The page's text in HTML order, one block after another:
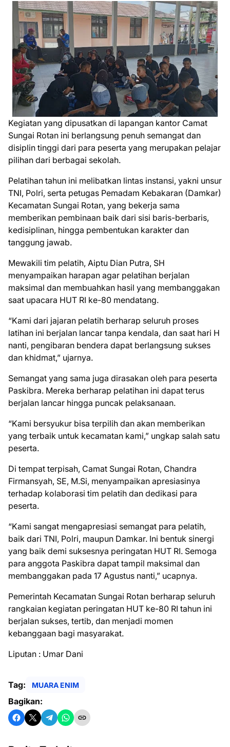
Kegiatan yang dipusatkan di lapangan kantor Camat
Sungai Rotan ini berlangsung penuh semangat dan
disiplin tinggi dari para peserta yang merupakan pelajar
pilihan dari berbagai sekolah.
Pelatihan tahun ini melibatkan lintas instansi, yakni unsur
TNI, Polri, serta petugas Pemadam Kebakaran (Damkar)
Kecamatan Sungai Rotan, yang bekerja sama
memberikan pembinaan baik dari sisi baris-berbaris,
kedisiplinan, hingga pembentukan karakter dan
tanggung jawab.
Mewakili tim pelatih, Aiptu Dian Putra, SH
menyampaikan harapan agar pelatihan berjalan
maksimal dan membuahkan hasil yang membanggakan
saat upacara HUT RI ke-80 mendatang.
“Kami dari jajaran pelatih berharap seluruh proses
latihan ini berjalan lancar tanpa kendala, dan saat hari H
nanti, pengibaran bendera dapat berlangsung sukses
dan khidmat,” ujarnya.
Semangat yang sama juga dirasakan oleh para peserta
Paskibra. Mereka berharap pelatihan ini dapat terus
berjalan lancar hingga puncak pelaksanaan.
“Kami bersyukur bisa terpilih dan akan memberikan
yang terbaik untuk kecamatan kami,” ungkap salah satu
peserta.
Di tempat terpisah, Camat Sungai Rotan, Chandra
Firmansyah, SE, M.Si, menyampaikan apresiasinya
terhadap kolaborasi tim pelatih dan dedikasi para
peserta.
“Kami sangat mengapresiasi semangat para pelatih,
baik dari TNI, Polri, maupun Damkar. Ini bentuk sinergi
yang baik demi suksesnya peringatan HUT RI. Semoga
para anggota Paskibra dapat tampil maksimal dan
membanggakan pada 17 Agustus nanti,” ucapnya.
Pemerintah Kecamatan Sungai Rotan berharap seluruh
rangkaian kegiatan peringatan HUT ke-80 RI tahun ini
berjalan sukses, tertib, dan menjadi momen
kebanggaan bagi masyarakat.
Liputan : Umar Dani
Tag: MUARA ENIM
Bagikan: